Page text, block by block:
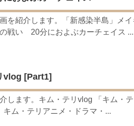
の約束～」メイキングを一部公開（DVD-SET2
」に出演確定…“台本を見た瞬間惹かれた”
(Junggigo) – 그리고 그려도 (Miss You In My
書がなぜそうか」出演で話題 Big News TV
を紹介します。「新感染半島」メ
戦い 20分におよぶカーチェイス ...
vlog [Part1]
します。キム・テリvlog 「キム・
ム・テリアニメ・ドラマ・...